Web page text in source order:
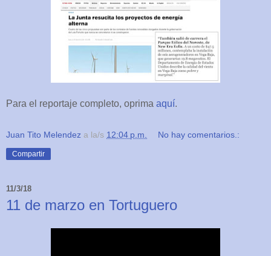
Para el reportaje completo, oprima aquí.
Juan Tito Melendez a la/s 12:04 p.m. No hay comentarios.:
Compartir
11/3/18
11 de marzo en Tortuguero